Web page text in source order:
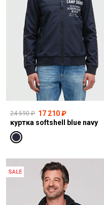
24 590 ₽ 17 210 ₽
куртка softshell blue navy
SALE